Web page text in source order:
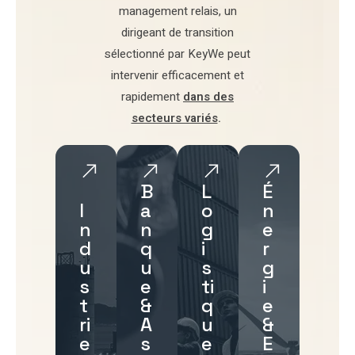
management relais, un
dirigeant de transition
sélectionné par KeyWe peut
intervenir efficacement et
rapidement dans des
secteurs variés.
I
n
d
u
s
t
ri
e
B
a
n
q
u
e
&
A
s
L
o
g
i
s
ti
q
u
e
É
n
e
r
g
i
e
&
E